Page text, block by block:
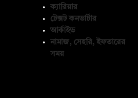
ক্যারিয়ার
টেক্সট কনভার্টার
আর্কাইভ
নামাজ, সেহরি, ইফতারের
সময়